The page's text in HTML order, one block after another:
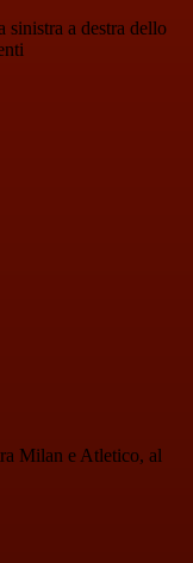
a destra dello
Milan e Atletico, al